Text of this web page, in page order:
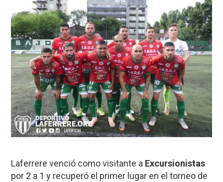
Laferrere venció como visitante a Excursionistas
por 2 a 1 y recuperó el primer lugar en el torneo de